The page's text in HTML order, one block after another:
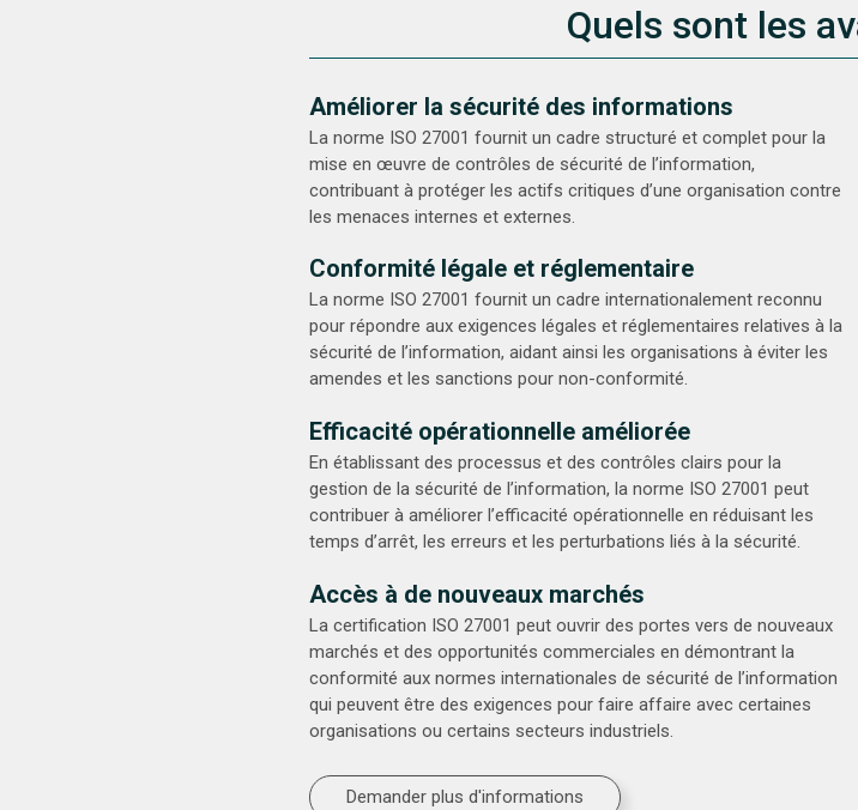
Quels sont les
Améliorer la sécurité des informations
La norme ISO 27001 fournit un cadre structuré et complet pour la
mise en œuvre de contrôles de sécurité de l’information,
contribuant à protéger les actifs critiques d’une organisation contre
les menaces internes et externes.
Conformité légale et réglementaire
La norme ISO 27001 fournit un cadre internationalement reconnu
pour répondre aux exigences légales et réglementaires relatives à la
sécurité de l’information, aidant ainsi les organisations à éviter les
amendes et les sanctions pour non-conformité.
Efficacité opérationnelle améliorée
En établissant des processus et des contrôles clairs pour la
gestion de la sécurité de l’information, la norme ISO 27001 peut
contribuer à améliorer l’efficacité opérationnelle en réduisant les
temps d’arrêt, les erreurs et les perturbations liés à la sécurité.
Accès à de nouveaux marchés
La certification ISO 27001 peut ouvrir des portes vers de nouveaux
marchés et des opportunités commerciales en démontrant la
conformité aux normes internationales de sécurité de l’information
qui peuvent être des exigences pour faire affaire avec certaines
organisations ou certains secteurs industriels.
Demander plus d'informations